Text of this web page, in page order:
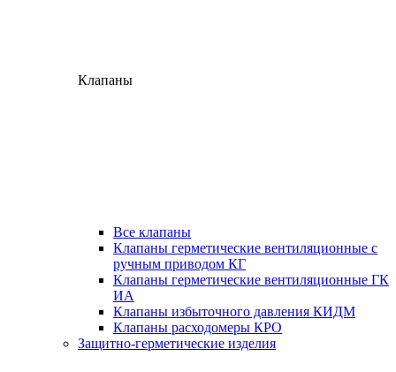
Клапаны
Все клапаны
Клапаны герметические вентиляционные с
ручным приводом КГ
Клапаны герметические вентиляционные ГК
ИА
Клапаны избыточного давления КИДМ
Клапаны расходомеры КРО
Защитно-герметические изделия